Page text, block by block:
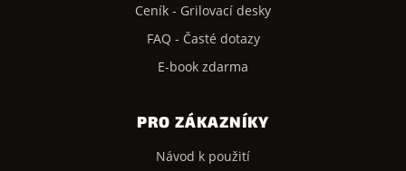
Ceník - Grilovací desky
FAQ - Časté dotazy
E-book zdarma
PRO ZÁKAZNÍKY
Návod k použití